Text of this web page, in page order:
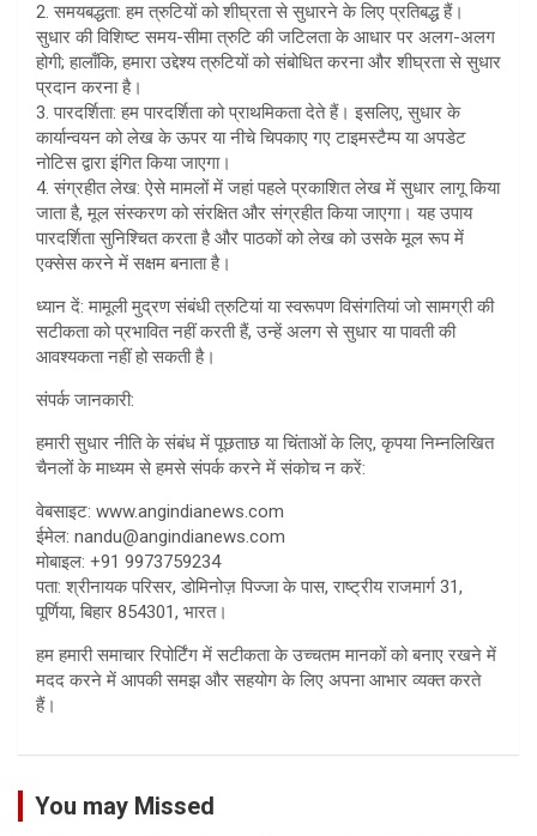
2. समयबद्धता: हम त्रुटियों को शीघ्रता से सुधारने के लिए प्रतिबद्ध हैं।
सुधार की विशिष्ट समय-सीमा त्रुटि की जटिलता के आधार पर अलग-अलग
होगी; हालाँकि, हमारा उद्देश्य त्रुटियों को संबोधित करना और शीघ्रता से सुधार
प्रदान करना है।
3. पारदर्शिता: हम पारदर्शिता को प्राथमिकता देते हैं। इसलिए, सुधार के
कार्यान्वयन को लेख के ऊपर या नीचे चिपकाए गए टाइमस्टैम्प या अपडेट
नोटिस द्वारा इंगित किया जाएगा।
4. संग्रहीत लेख: ऐसे मामलों में जहां पहले प्रकाशित लेख में सुधार लागू किया
जाता है, मूल संस्करण को संरक्षित और संग्रहीत किया जाएगा। यह उपाय
पारदर्शिता सुनिश्चित करता है और पाठकों को लेख को उसके मूल रूप में
एक्सेस करने में सक्षम बनाता है।
ध्यान दें: मामूली मुद्रण संबंधी त्रुटियां या स्वरूपण विसंगतियां जो सामग्री की
सटीकता को प्रभावित नहीं करती हैं, उन्हें अलग से सुधार या पावती की
आवश्यकता नहीं हो सकती है।
संपर्क जानकारी:
हमारी सुधार नीति के संबंध में पूछताछ या चिंताओं के लिए, कृपया निम्नलिखित
चैनलों के माध्यम से हमसे संपर्क करने में संकोच न करें:
वेबसाइट: www.angindianews.com
ईमेल: nandu@angindianews.com
मोबाइल: +91 9973759234
पता: श्रीनायक परिसर, डोमिनोज़ पिज्जा के पास, राष्ट्रीय राजमार्ग 31,
पूर्णिया, बिहार 854301, भारत।
हम हमारी समाचार रिपोर्टिंग में सटीकता के उच्चतम मानकों को बनाए रखने में
मदद करने में आपकी समझ और सहयोग के लिए अपना आभार व्यक्त करते
हैं।
You may Missed